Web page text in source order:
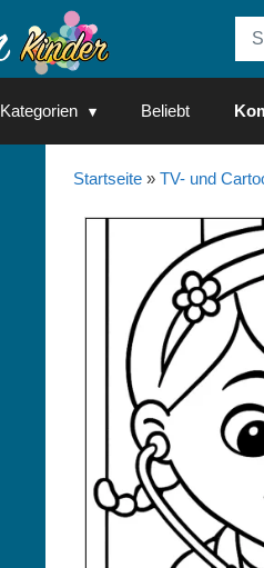
Kategorien Beliebt
Startseite» TV- und